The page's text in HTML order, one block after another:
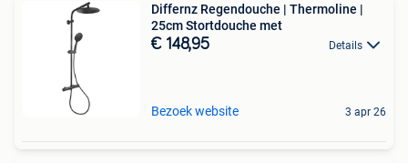
Differnz Regendouche | Thermoline |
25cm Stortdouche met
€ 148,95 Details
Bezoek website 3 apr 26